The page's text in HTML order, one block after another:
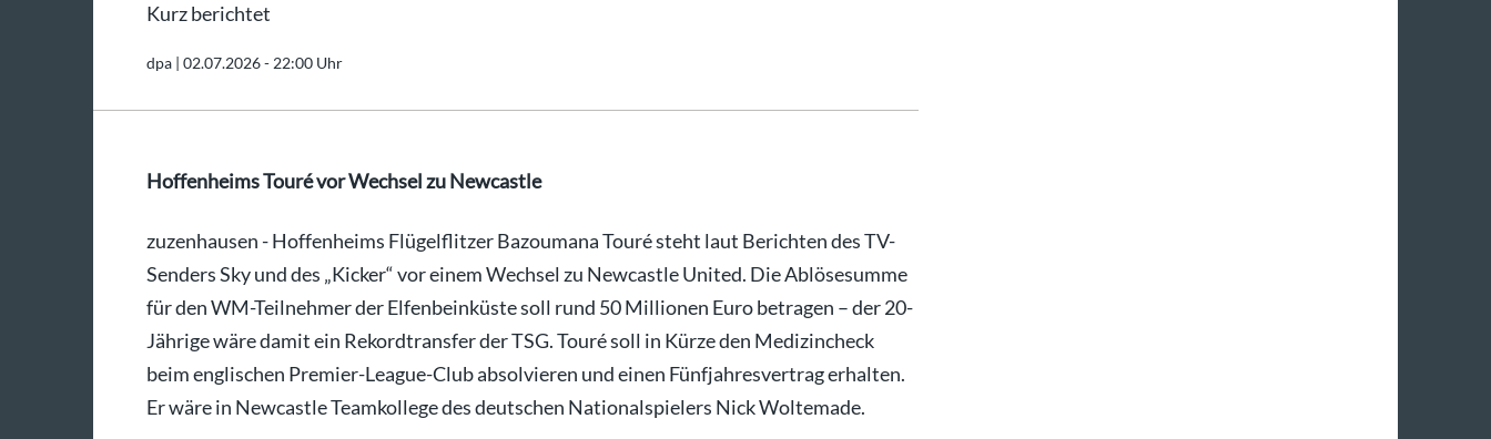
Kurz berichtet
dpa | 02.07.2026 - 22:00 Uhr
Hoffenheims Touré vor Wechsel zu Newcastle
zuzenhausen - Hoffenheims Flügelflitzer Bazoumana Touré steht laut Berichten des TV-
Senders Sky und des „Kicker“ vor einem Wechsel zu Newcastle United. Die Ablösesumme
für den WM-Teilnehmer der Elfenbeinküste soll rund 50 Millionen Euro betragen – der 20-
Jährige wäre damit ein Rekordtransfer der TSG. Touré soll in Kürze den Medizincheck
beim englischen Premier-League-Club absolvieren und einen Fünfjahresvertrag erhalten.
Er wäre in Newcastle Teamkollege des deutschen Nationalspielers Nick Woltemade.